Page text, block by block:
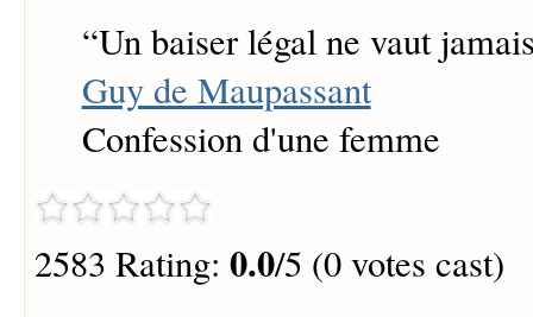
“Un baiser légal ne vaut
Guy de Maupassant
Confession d'une femme
2583 Rating: 0.0/5 (0 votes cast)